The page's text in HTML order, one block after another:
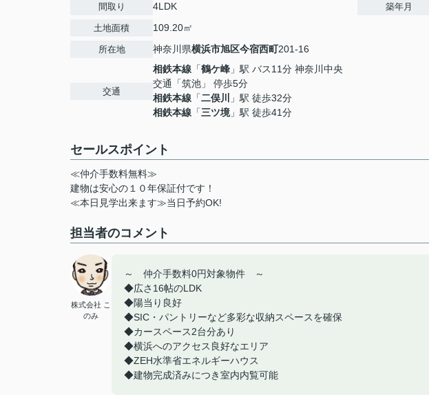
間取り 4LDK
土地面積 109.20㎡
所在地 神奈川県横浜市旭区今宿西町201-16
交通
相鉄本線 「鶴ケ峰 」駅 バス11分 神奈川中央
交通「筑池」 停歩5分
相鉄本線 「二俣川
」駅 徒歩32分
相鉄本線 「三ツ境」駅 徒歩41分
築年月
セールスポイント
≪仲介手数料無料≫
建物は安心の１０年保証付です！
≪本日見学出来ます≫当日予約OK!
担当者のコメント
株式会社 こ
のみ
～ 仲介手数料0円対象物件 ～
◆広さ16帖のLDK
◆陽当り良好
◆SIC・パントリーなど多彩な収納スペースを確保
◆カースペース2台分あり
◆横浜へのアクセス良好なエリア
◆ZEH水準省エネルギーハウス
◆建物完成済みにつき室内内覧可能